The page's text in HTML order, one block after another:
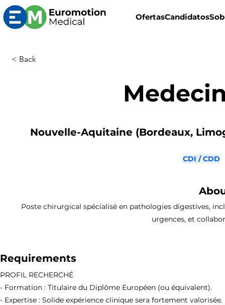
OfertasCandidatos
< Back
Nouvelle-Aquitaine (Bordeaux,
CDI / CDD
Poste chirurgical spécialisé en pathologies digestives,
urgences, et
Requirements
PROFIL RECHERCHÉ
- Formation : Titulaire du Diplôme Européen (ou équivalent).
- Expertise : Solide expérience clinique sera fortement valorisée.